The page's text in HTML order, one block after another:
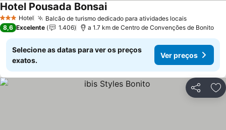
3 EstrelasHotel Balcão de turismo dedicado para atividades locaisVer
Hotel Pousada BonsaiVer preços
8,6 Excelente 1.406 a 1.7 km de Centro de Convenções de Bonito
Selecione as datas para ver os preços
exatos.
Ver preços
Partilhar